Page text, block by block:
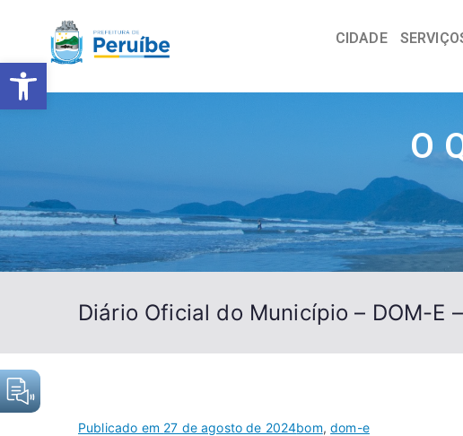
Barra de Ferramentas Aberta
CIDADE
O
Diário Oficial do Município – DOM-E
Publicado em 27 de agosto de 2024bom,dom-e